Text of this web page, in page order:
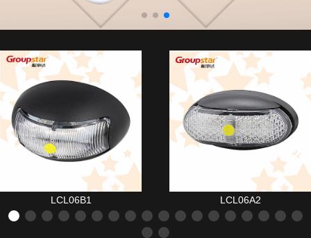
LCL06B1 LCL06A2